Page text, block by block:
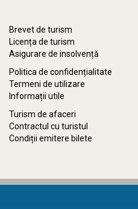
Brevet de turism
Licența de turism
Asigurare de insolvență
Politica de confidențialitate
Termeni de utilizare
Informații utile
Turism de afaceri
Contractul cu turistul
Condiții emitere bilete